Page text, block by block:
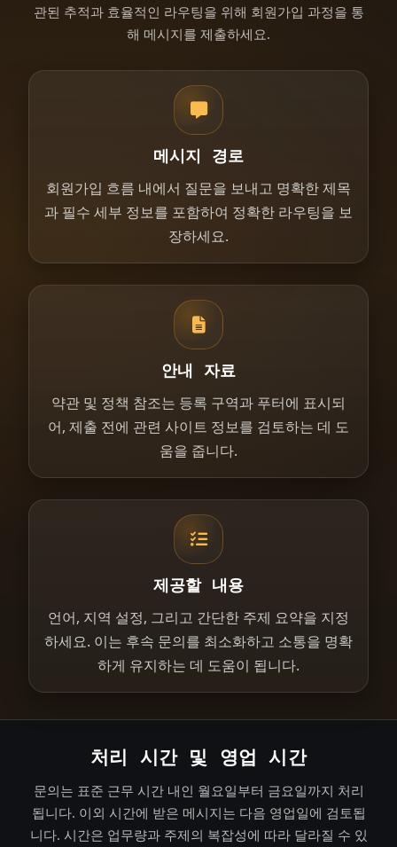
관된 추적과 효율적인 라우팅을 위해 회원가입 과정을 통
해 메시지를 제출하세요.
메시지 경로
회원가입 흐름 내에서 질문을 보내고 명확한 제목
과 필수 세부 정보를 포함하여 정확한 라우팅을 보
장하세요.
안내 자료
약관 및 정책 참조는 등록 구역과 푸터에 표시되
어, 제출 전에 관련 사이트 정보를 검토하는 데 도
움을 줍니다.
제공할 내용
언어, 지역 설정, 그리고 간단한 주제 요약을 지정
하세요. 이는 후속 문의를 최소화하고 소통을 명확
하게 유지하는 데 도움이 됩니다.
처리 시간 및 영업 시간
문의는 표준 근무 시간 내인 월요일부터 금요일까지 처리
됩니다. 이외 시간에 받은 메시지는 다음 영업일에 검토됩
니다. 시간은 업무량과 주제의 복잡성에 따라 달라질 수 있